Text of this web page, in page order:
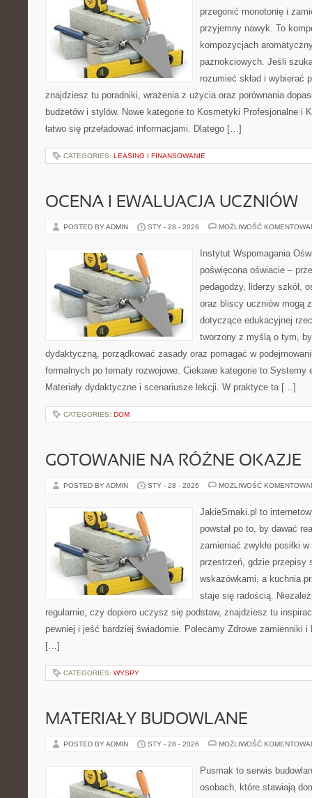
przegonić monotonię i
przyjemny nawyk. To
kompozycjach
paznokciowych. Jeśli
rozumieć skład i wybierać
znajdziesz tu poradniki, wrażenia z użycia oraz porównania
budżetów i stylów. Nowe kategorie to Kosmetyki Profesjonalne i
łatwo się przeładować informacjami. Dlatego […]
CATEGORIES: LEASING I FINANSOWANIE
OCENA I EWALUACJA UCZNIÓW
POSTED BY ADMIN STY - 28 - 2026 MOŻLIWOŚĆ
Instytut Wspomagania
poświęcona oświacie –
pedagodzy, liderzy szkół,
oraz bliscy uczniów mogą
dotyczące edukacyjnej
tworzony z myślą o tym, by
dydaktyczną, porządkować zasady oraz pomagać w
formalnych po tematy rozwojowe. Ciekawe kategorie to Systemy
Materiały dydaktyczne i scenariusze lekcji. W praktyce ta […]
CATEGORIES: DOM
GOTOWANIE NA RÓŻNE OKAZJE
POSTED BY ADMIN STY - 28 - 2026 MOŻLIWOŚĆ
JakieSmaki.pl to
powstał po to, by dawać
zamieniać zwykłe posiłki
przestrzeń, gdzie przepisy
wskazówkami, a kuchnia
staje się radością.
regularnie, czy dopiero uczysz się podstaw, znajdziesz tu
pewniej i jeść bardziej świadomie. Polecamy Zdrowe zamienniki
[…]
CATEGORIES: WYSPY
MATERIAŁY BUDOWLANE
POSTED BY ADMIN STY - 28 - 2026 MOŻLIWOŚĆ
Pusmak to serwis
osobach, które stawiają